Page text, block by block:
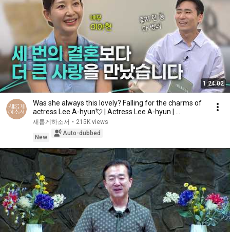
1:24:02
Was she always this lovely? Falling for the charms of
actress Lee A-hyun💘 | Actress Lee A-hyun | ...
새롭게하소서 • 215K views
New
Auto-dubbed